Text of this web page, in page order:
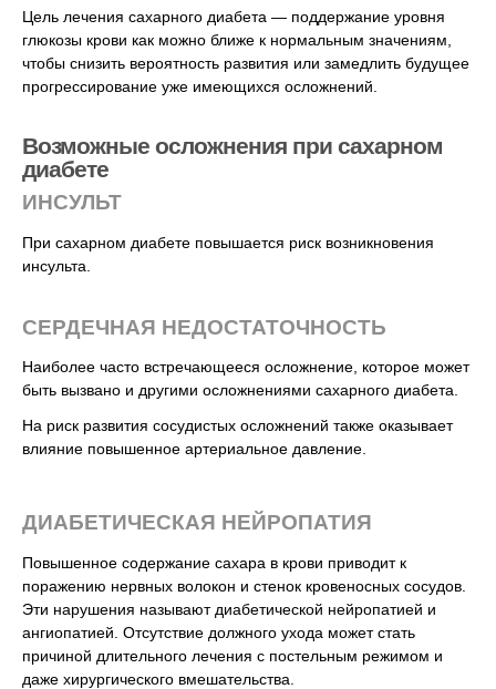
Цель лечения сахарного диабета — поддержание уровня
глюкозы крови как можно ближе к нормальным значениям,
чтобы снизить вероятность развития или замедлить будущее
прогрессирование уже имеющихся осложнений.
Возможные осложнения при сахарном
диабете
ИНСУЛЬТ
При сахарном диабете повышается риск возникновения
инсульта.
СЕРДЕЧНАЯ НЕДОСТАТОЧНОСТЬ
Наиболее часто встречающееся осложнение, которое может
быть вызвано и другими осложнениями сахарного диабета.
На риск развития сосудистых осложнений также оказывает
влияние повышенное артериальное давление.
ДИАБЕТИЧЕСКАЯ НЕЙРОПАТИЯ
Повышенное содержание сахара в крови приводит к
поражению нервных волокон и стенок кровеносных сосудов.
Эти нарушения называют диабетической нейропатией и
ангиопатией. Отсутствие должного ухода может стать
причиной длительного лечения с постельным режимом и
даже хирургического вмешательства.